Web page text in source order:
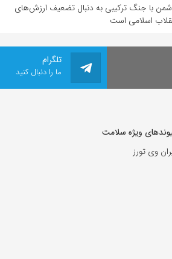
با جنگ ترکیبی به دنبال تضعیف ارزش‌های
اسلامی است
تلگرام
ما را دنبال کنید
ویژه سلامت
وی تورز